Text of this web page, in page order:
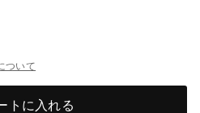
ついて
トに入れる